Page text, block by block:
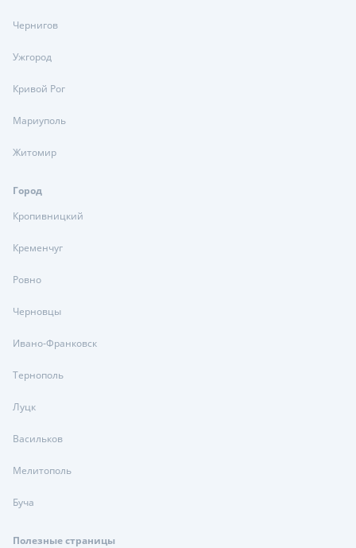
Чернигов
Ужгород
Кривой Рог
Мариуполь
Житомир
Город
Кропивницкий
Кременчуг
Ровно
Черновцы
Ивано-Франковск
Тернополь
Луцк
Васильков
Мелитополь
Буча
Полезные страницы